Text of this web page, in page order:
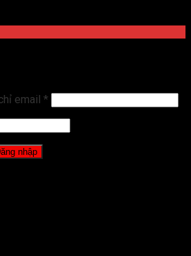
email *
nhập